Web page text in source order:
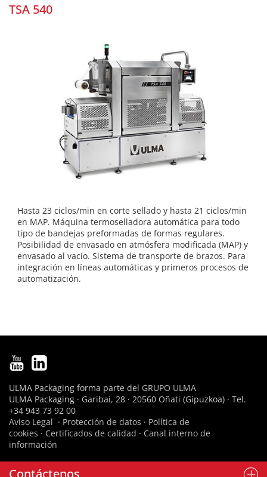
TSA 540
Hasta 23 ciclos/min en corte sellado y hasta 21 ciclos/min
en MAP. Máquina termoselladora automática para todo
tipo de bandejas preformadas de formas regulares.
Posibilidad de envasado en atmósfera modificada (MAP) y
envasado al vacío. Sistema de transporte de brazos. Para
integración en líneas automáticas y primeros procesos de
automatización.
Contáctenos
ULMA Packaging forma parte del GRUPO ULMA
ULMA Packaging · Garibai, 28 · 20560 Oñati (Gipuzkoa) · Tel.
+34 943 73 92 00
Aviso Legal · Protección de datos · Política de
cookies · Certificados de calidad · Canal interno de
información